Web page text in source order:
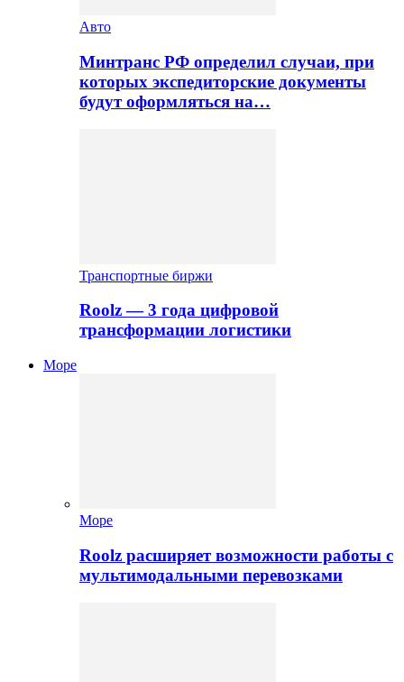
Авто
Минтранс РФ определил случаи, при
которых экспедиторские документы
будут оформляться на…
Транспортные биржи
Roolz — 3 года цифровой
трансформации логистики
Море
Море
Roolz расширяет возможности работы с
мультимодальными перевозками